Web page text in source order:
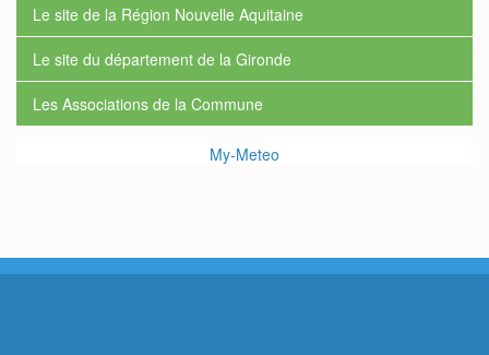
Le site de la Région Nouvelle Aquitaine
Le site du département de la Gironde
Les Associations de la Commune
My-Meteo